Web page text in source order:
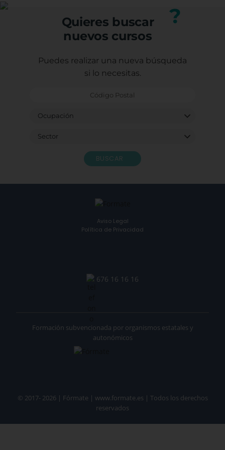
Quieres buscar
nuevos cursos
?
Puedes realizar una nueva búsqueda
si lo necesitas.
BUSCAR
Aviso Legal
Política de Privacidad
676 16 16 16
© 2017- 2026 | Fórmate | www.formate.es | Todos los derechos
reservados
Formación subvencionada por organismos estatales y
autonómicos